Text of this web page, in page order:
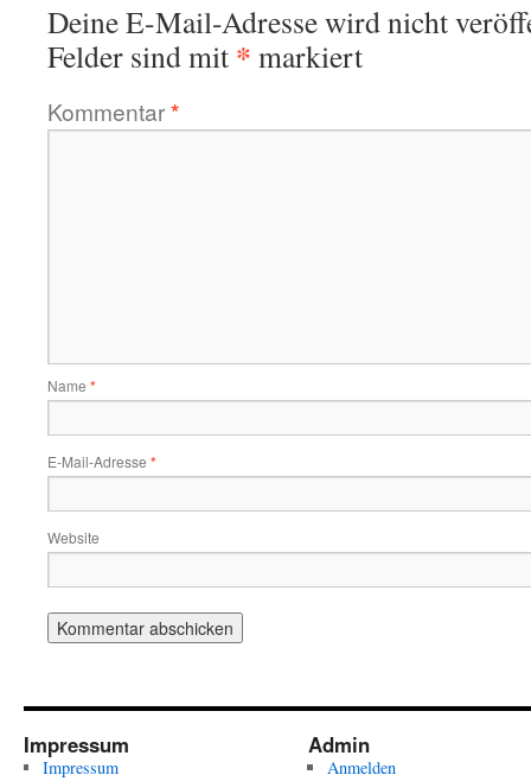
Deine E-Mail-Adresse wird nicht
Felder sind mit * markiert
Kommentar*
Name *
E-Mail-Adresse *
Website
Impressum
Impressum
Admin
Anmelden